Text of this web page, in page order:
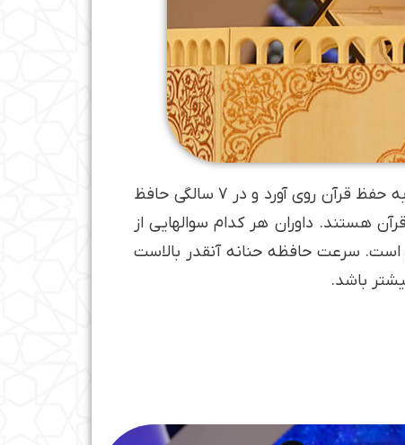
حنانه خلفی 16 ساله، از 4 سالگی روخوانی قرآن را یاد گرفت و از 5 سالگی با کمک پدر و مادرش به حفظ قرآن روی آورد و در 7 سالگی حافظ
هستند. داوران هر کدام سوال­هایی از
است. سرعت حافظه حنانه آنقدر بالاست
باشد.